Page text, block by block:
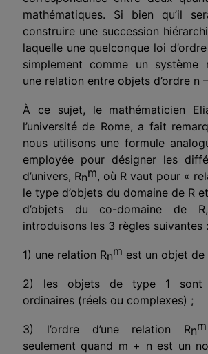
mathématiques. Si bien qu’il
construire une succession
laquelle une quelconque loi
simplement comme un système
une relation entre objets d’ordre n
À ce sujet, le mathématicien
l’université de Rome, a fait
nous utilisons une formule
employée pour désigner les
d’univers, Rnm, où R vaut pour «
le type d’objets du domaine de R
d’objets du co-domaine de
introduisons les 3 règles suivantes :
1) une relation Rnm est un objet
2) les objets de type 1 sont
ordinaires (réels ou complexes) ;
3) l’ordre d’une relation Rnm
seulement quand m + n est un